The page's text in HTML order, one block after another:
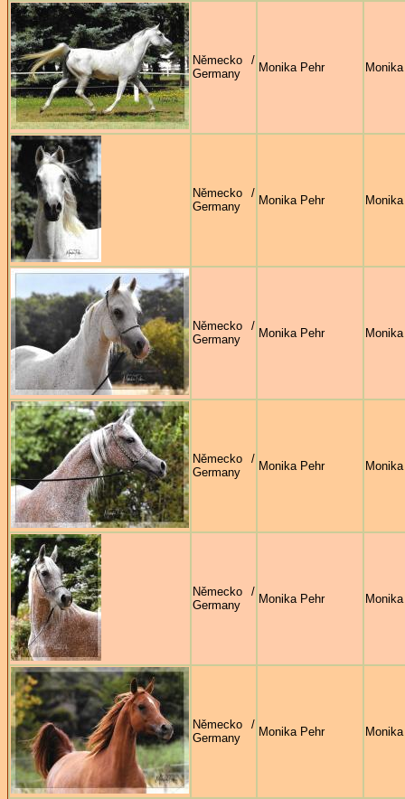
Německo /
Germany
Monika Pehr
Německo /
Germany
Monika Pehr
Německo /
Germany
Monika Pehr
Německo /
Germany
Monika Pehr
Německo /
Germany
Monika Pehr
Německo /
Germany
Monika Pehr